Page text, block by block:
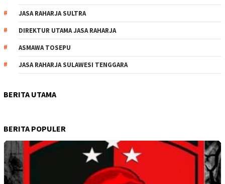
JASA RAHARJA SULTRA
DIREKTUR UTAMA JASA RAHARJA
ASMAWA TOSEPU
JASA RAHARJA SULAWESI TENGGARA
BERITA UTAMA
BERITA POPULER